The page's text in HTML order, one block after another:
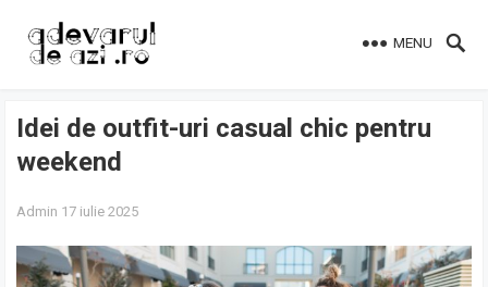
MENU
Idei de outfit-uri casual chic pentru
weekend
Admin 17 iulie 2025